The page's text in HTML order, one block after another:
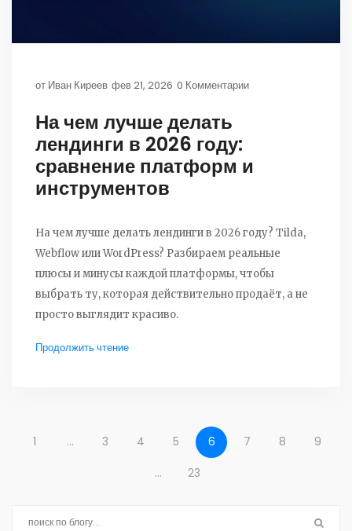
от Иван Киреев фев 21, 2026 0 Комментарии
На чем лучше делать
лендинги в 2026 году:
сравнение платформ и
инструментов
На чем лучше делать лендинги в 2026 году? Tilda,
Webflow или WordPress? Разбираем реальные
плюсы и минусы каждой платформы, чтобы
выбрать ту, которая действительно продаёт, а не
просто выглядит красиво.
Продолжить чтение
1 … 3 4 5 6 7 8
9
…
23